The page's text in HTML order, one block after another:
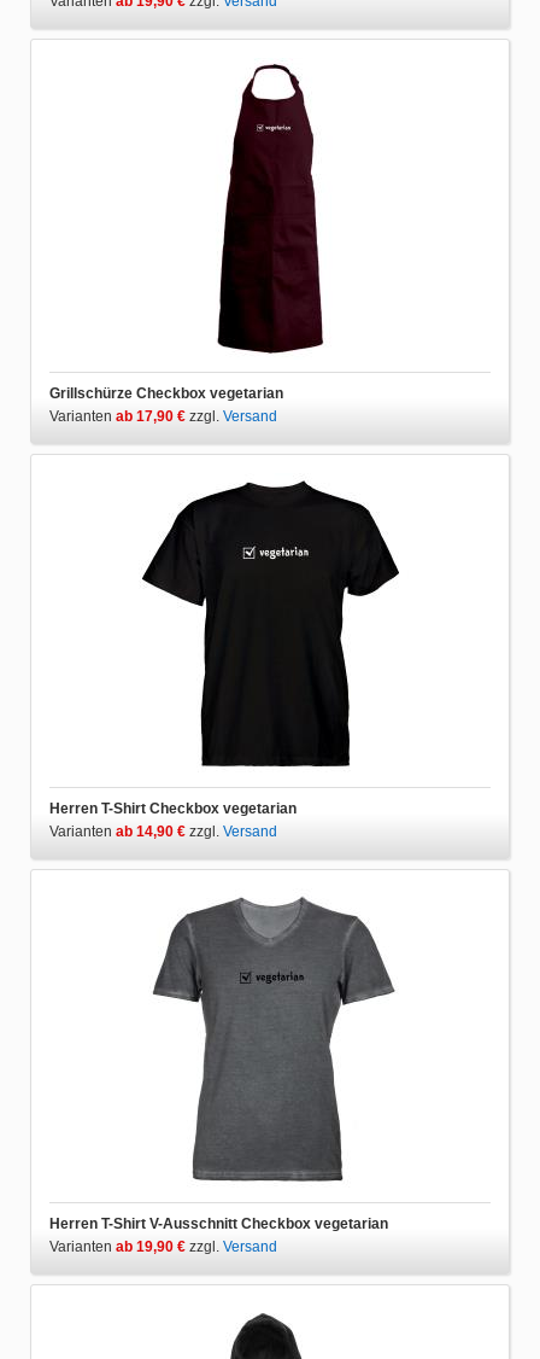
Grillschürze Checkbox vegetarian
Varianten ab 17,90 € zzgl. Versand
Herren T-Shirt Checkbox vegetarian
Varianten ab 14,90 € zzgl. Versand
Herren T-Shirt V-Ausschnitt Checkbox vegetarian
Varianten ab 19,90 € zzgl. Versand